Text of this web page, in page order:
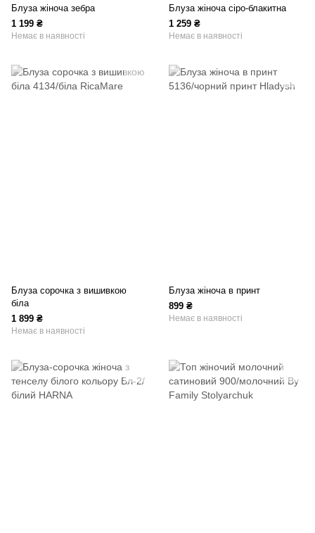
Блуза жіноча зебра
1 199 ₴
Немає в наявності
Блуза жіноча сіро-блакитна
1 259 ₴
Немає в наявності
Блуза сорочка з вишивкою
біла
1 899 ₴
Немає в наявності
Блуза жіноча в принт
899 ₴
Немає в наявності